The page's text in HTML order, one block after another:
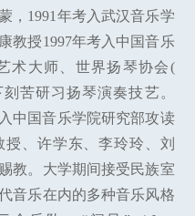
，1991年考入武汉音乐学
教授1997年考入中国音乐
术大师、世界扬琴协会(
苦研习扬琴演奏技艺。
中国音乐学院研究部攻读
、许学东、李玲玲、刘
教。大学期间接受民族室
音乐在内的多种音乐风格